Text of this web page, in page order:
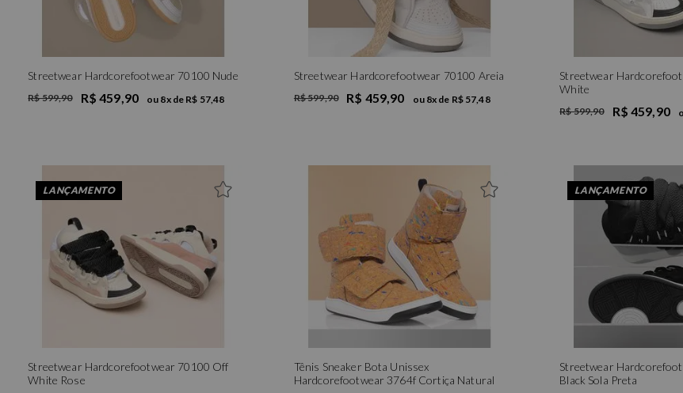
Streetwear Hardcorefootwear 70100 Nude
R$ 599,90 R$ 459,90 ou 8x de R$ 57,48
Streetwear Hardcorefootwear 70100 Areia
R$ 599,90 R$ 459,90 ou 8x de R$ 57,48
Streetwear
White
R$ 599,90 R$ 459,90
LANÇAMENTO
Streetwear Hardcorefootwear 70100 Off
White Rose
Tênis Sneaker Bota Unissex
Hardcorefootwear 3764f Cortiça Natural
LANÇAMENTO
Streetwear
Black Sola Preta